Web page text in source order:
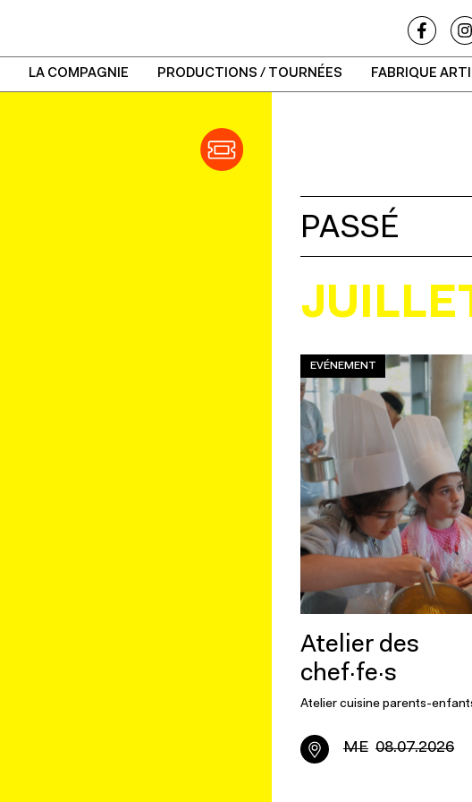
LA COMPAGNIE PRODUCTIONS / TOURNÉES FABRIQUE
PASSÉ
EVÉNEMENT
Atelier des
chef·fe·s
Atelier cuisine parents-
ME 08.07.2026